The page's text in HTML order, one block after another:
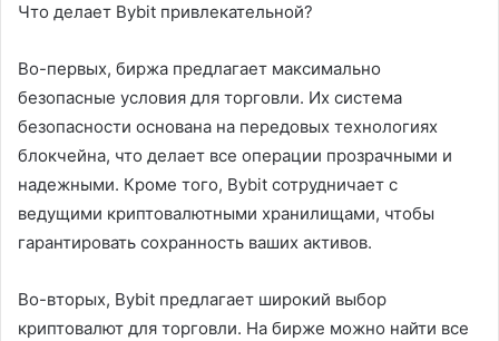
Что делает Bybit привлекательной?
Во-первых, биржа предлагает максимально
безопасные условия для торговли. Их система
безопасности основана на передовых технологиях
блокчейна, что делает все операции прозрачными и
надежными. Кроме того, Bybit сотрудничает с
ведущими криптовалютными хранилищами, чтобы
гарантировать сохранность ваших активов.
Во-вторых, Bybit предлагает широкий выбор
криптовалют для торговли. На бирже можно найти все